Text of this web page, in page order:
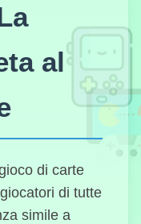
Capybara
Clicker Pro
al
di carte
di tutte
simile a